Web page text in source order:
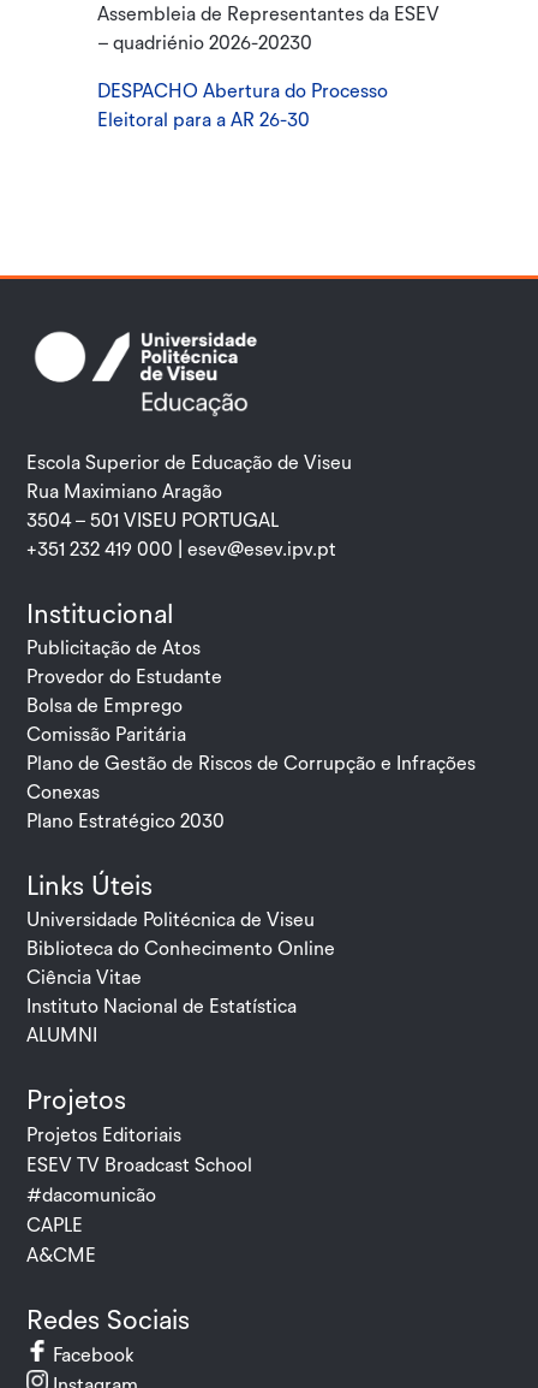
Assembleia de Representantes da ESEV
– quadriénio 2026-20230
DESPACHO Abertura do Processo
Eleitoral para a AR 26-30
Escola Superior de Educação de Viseu
Rua Maximiano Aragão
3504 – 501 VISEU PORTUGAL
+351 232 419 000 |esev@esev.ipv.pt
Institucional
Publicitação de Atos
Provedor do Estudante
Bolsa de Emprego
Comissão Paritária
Plano de Gestão de Riscos de Corrupção e Infrações
Conexas
Plano Estratégico 2030
Links Úteis
Universidade Politécnica de Viseu
Biblioteca do Conhecimento Online
Ciência Vitae
Instituto Nacional de Estatística
ALUMNI
Projetos
Projetos Editoriais
ESEV TV Broadcast School
#dacomunicão
CAPLE
A&CME
Redes Sociais
Facebook